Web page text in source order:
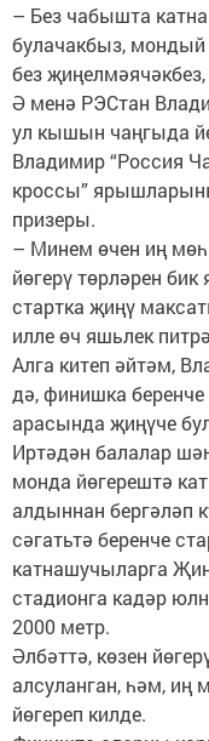
– Без чабышта
булачакбыз, мондый
без
Ә менә РЭСтан
ул кышын чаңгыда
Владимир “Россия
кроссы”
призеры.
– Минем өчен иң
йөгерү төрләрен
стартка җиңү
илле өч яшьлек
Алга китеп әйтәм,
дә, финишка
арасында җиңүче
Иртәдән балалар
монда йөгерештә
алдыннан бергәләп
сәгатьтә беренче
катнашучыларга
стадионга кадәр
2000 метр.
Әлбәттә, көзен
алсуланган, һәм, иң
йөгереп килде.